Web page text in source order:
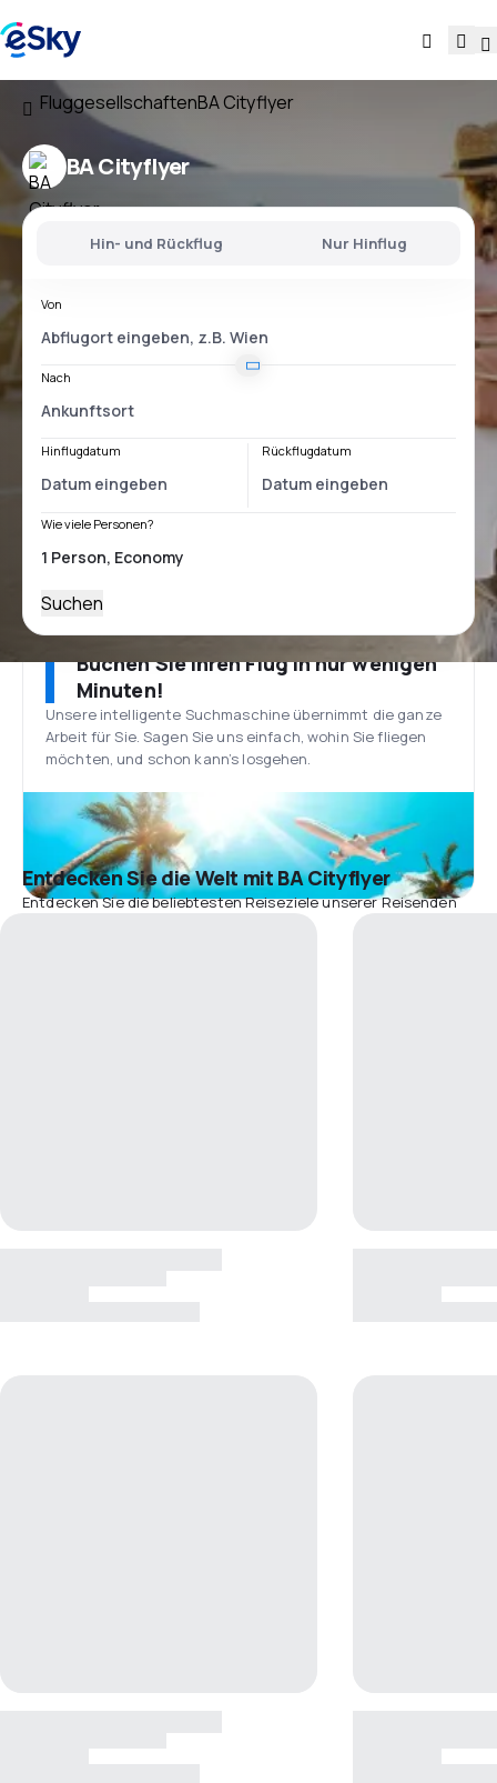
FluggesellschaftenBA Cityflyer
BA Cityflyer
Hin- und Rückflug Nur Hinflug
Von
Nach
Hinflugdatum Rückflugdatum
Wie viele Personen?
Suchen
Buchen Sie Ihren Flug in nur wenigen
Minuten!
Unsere intelligente Suchmaschine übernimmt die ganze
Arbeit für Sie. Sagen Sie uns einfach, wohin Sie fliegen
möchten, und schon kann’s losgehen.
Entdecken Sie die Welt mit BA Cityflyer
Entdecken Sie die beliebtesten Reiseziele unserer Reisenden